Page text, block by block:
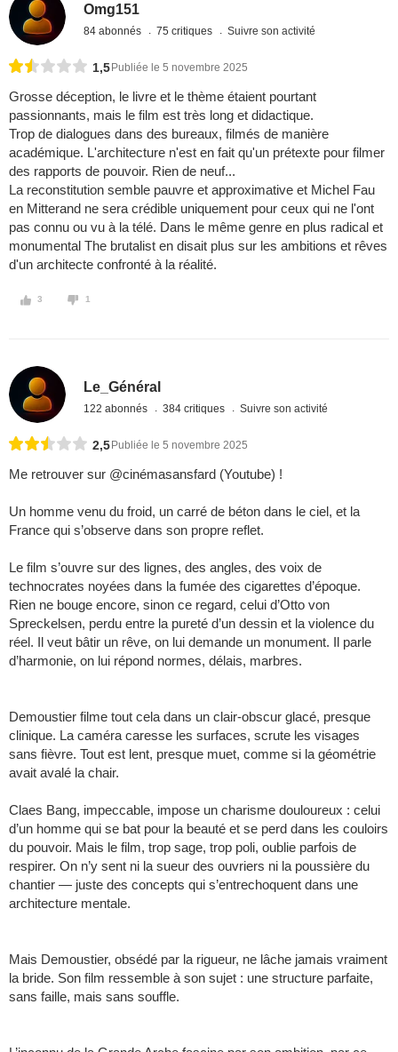
Omg151
84 abonnés 75 critiques Suivre son activité
1,5 Publiée le 5 novembre 2025
Grosse déception, le livre et le thème étaient pourtant
passionnants, mais le film est très long et didactique.
Trop de dialogues dans des bureaux, filmés de manière
académique. L'architecture n'est en fait qu'un prétexte pour filmer
des rapports de pouvoir. Rien de neuf...
La reconstitution semble pauvre et approximative et Michel Fau
en Mitterand ne sera crédible uniquement pour ceux qui ne l'ont
pas connu ou vu à la télé. Dans le même genre en plus radical et
monumental The brutalist en disait plus sur les ambitions et rêves
d'un architecte confronté à la réalité.
3 1
Le_Général
122 abonnés 384 critiques Suivre son activité
2,5 Publiée le 5 novembre 2025
Me retrouver sur @cinémasansfard (Youtube) !
Un homme venu du froid, un carré de béton dans le ciel, et la
France qui s’observe dans son propre reflet.
Le film s’ouvre sur des lignes, des angles, des voix de
technocrates noyées dans la fumée des cigarettes d’époque.
Rien ne bouge encore, sinon ce regard, celui d’Otto von
Spreckelsen, perdu entre la pureté d’un dessin et la violence du
réel. Il veut bâtir un rêve, on lui demande un monument. Il parle
d’harmonie, on lui répond normes, délais, marbres.
Demoustier filme tout cela dans un clair-obscur glacé, presque
clinique. La caméra caresse les surfaces, scrute les visages
sans fièvre. Tout est lent, presque muet, comme si la géométrie
avait avalé la chair.
Claes Bang, impeccable, impose un charisme douloureux : celui
d’un homme qui se bat pour la beauté et se perd dans les couloirs
du pouvoir. Mais le film, trop sage, trop poli, oublie parfois de
respirer. On n’y sent ni la sueur des ouvriers ni la poussière du
chantier — juste des concepts qui s’entrechoquent dans une
architecture mentale.
Mais Demoustier, obsédé par la rigueur, ne lâche jamais vraiment
la bride. Son film ressemble à son sujet : une structure parfaite,
sans faille, mais sans souffle.